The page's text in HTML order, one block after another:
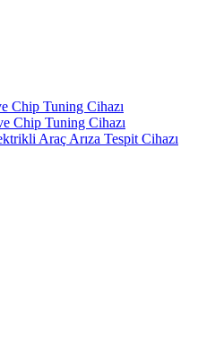
Chip Tuning Cihazı
Chip Tuning Cihazı
Araç Arıza Tespit Cihazı